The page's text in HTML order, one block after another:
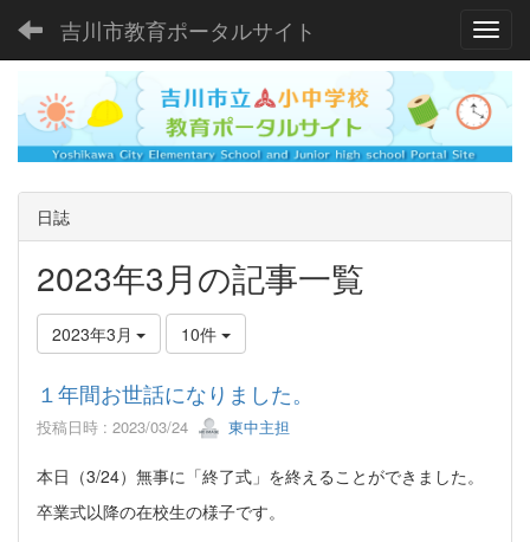
吉川市教育ポータルサイト
日誌
2023年3月の記事一覧
2023年3月 10件
１年間お世話になりました。
投稿日時 : 2023/03/24 東中主担
本日（3/24）無事に「終了式」を終えることができました。
卒業式以降の在校生の様子です。